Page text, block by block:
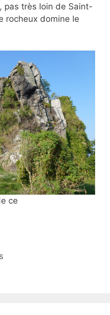
pas très loin de Saint-
rocheux domine le
ce